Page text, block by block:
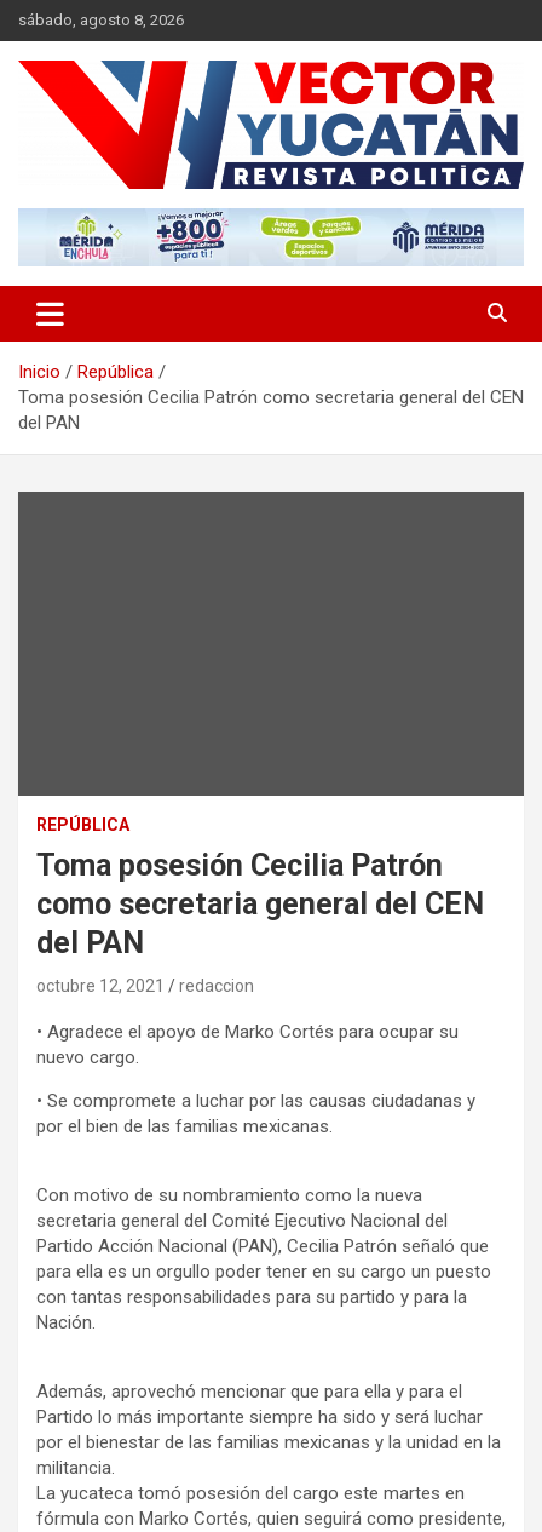
Saltar
al
contenido
sábado, agosto 8, 2026
Vector Yucatán
Inicio
República
Toma posesión Cecilia Patrón como secretaria general del CEN
del PAN
REPÚBLICA
Toma posesión Cecilia Patrón
como secretaria general del CEN
del PAN
octubre 12, 2021 redaccion
• Agradece el apoyo de Marko Cortés para ocupar su
nuevo cargo.
• Se compromete a luchar por las causas ciudadanas y
por el bien de las familias mexicanas.
Con motivo de su nombramiento como la nueva
secretaria general del Comité Ejecutivo Nacional del
Partido Acción Nacional (PAN), Cecilia Patrón señaló que
para ella es un orgullo poder tener en su cargo un puesto
con tantas responsabilidades para su partido y para la
Nación.
Además, aprovechó mencionar que para ella y para el
Partido lo más importante siempre ha sido y será luchar
por el bienestar de las familias mexicanas y la unidad en la
militancia.
La yucateca tomó posesión del cargo este martes en
fórmula con Marko Cortés, quien seguirá como presidente,